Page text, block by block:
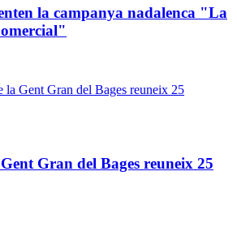
la campanya nadalenca "La
Gran del Bages reuneix 25